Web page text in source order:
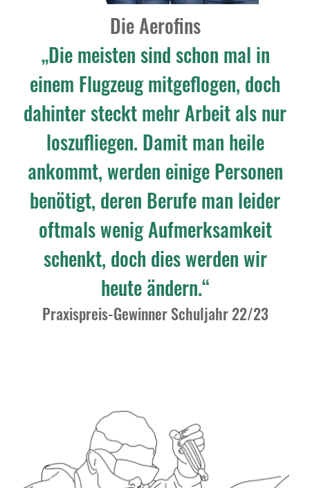
Die Aerofins
„Die meisten sind schon mal in
einem Flugzeug mitgeflogen, doch
dahinter steckt mehr Arbeit als nur
loszufliegen. Damit man heile
ankommt, werden einige Personen
benötigt, deren Berufe man leider
oftmals wenig Aufmerksamkeit
schenkt, doch dies werden wir
heute ändern.“
Praxispreis-Gewinner Schuljahr 22/23